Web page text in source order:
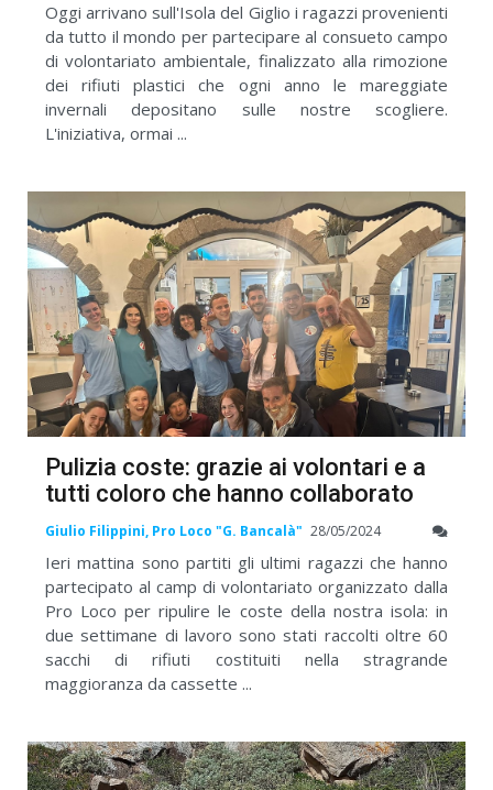
Oggi arrivano sull'Isola del Giglio i ragazzi provenienti
da tutto il mondo per partecipare al consueto campo
di volontariato ambientale, finalizzato alla rimozione
dei rifiuti plastici che ogni anno le mareggiate
invernali depositano sulle nostre scogliere.
L'iniziativa, ormai ...
Pulizia coste: grazie ai volontari e a
tutti coloro che hanno collaborato
Giulio Filippini, Pro Loco "G. Bancalà" 28/05/2024
Ieri mattina sono partiti gli ultimi ragazzi che hanno
partecipato al camp di volontariato organizzato dalla
Pro Loco per ripulire le coste della nostra isola: in
due settimane di lavoro sono stati raccolti oltre 60
sacchi di rifiuti costituiti nella stragrande
maggioranza da cassette ...